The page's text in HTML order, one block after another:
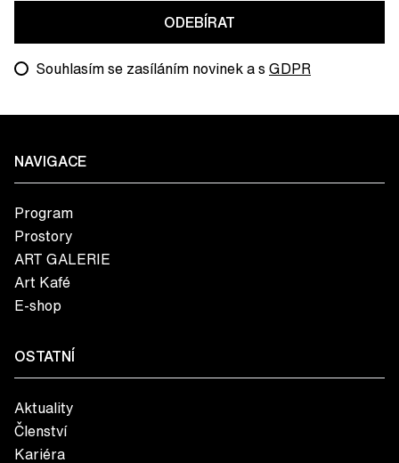
ODEBÍRAT
Souhlasím se zasíláním novinek a s GDPR
NAVIGACE
Program
Prostory
ART GALERIE
Art Kafé
E-shop
OSTATNÍ
Aktuality
Členství
Kariéra